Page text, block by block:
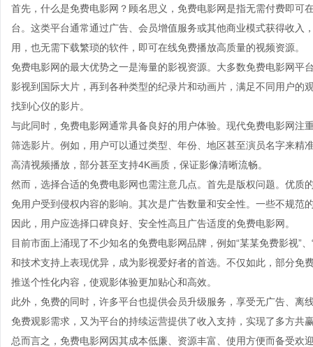
首先，什么是免费电影网？顾名思义，免费电影网是指无需付费即可
台。这类平台通常通过广告、会员增值服务或其他商业模式获得收
用，也无需下载繁琐的软件，即可在线免费播放高质量的视频资源。
免费电影网的最大优势之一是海量的影视资源。大多数免费电影网平
影视到国际大片，再到各种类型的纪录片和动画片，满足不同用户的
找到心仪的影片。
与此同时，免费电影网通常具备良好的用户体验。现代免费电影网注
筛选影片。例如，用户可以通过类型、年份、地区甚至演员名字来精
高清视频播放，部分甚至支持4K画质，保证影像清晰流畅。
然而，选择合适的免费电影网也需注意几点。首先是版权问题。优质
免用户受到侵权内容的影响。其次是广告数量和安全性。一些不规范
因此，用户应选择口碑良好、安全性高且广告适度的免费电影网。
目前市面上涌现了不少知名的免费电影网品牌，例如“某某免费影视”
和技术支持上表现优异，成为影视爱好者的首选。不仅如此，部分免
推送个性化内容，使观影体验更加贴心和高效。
此外，免费的同时，许多平台也提供会员升级服务，享受无广告、
免费观影需求，又为平台的持续运营提供了收入支持，实现了多方共
总而言之，免费电影网因其成本低廉、资源丰富、使用方便而备受